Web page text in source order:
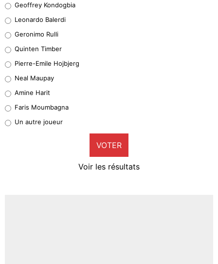
38%
32%
5%
1%
9%
Geoffrey Kondogbia
Leonardo Balerdi
Geronimo Rulli
Quinten Timber
Pierre-Emile Hojbjerg
Neal Maupay
Amine Harit
Faris Moumbagna
Un autre joueur
VOTER
Voir les résultats